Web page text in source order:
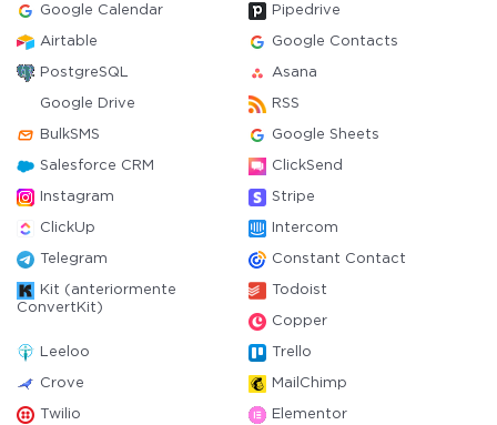
Google Calendar Pipedrive
Airtable Google Contacts
PostgreSQL Asana
Google Drive RSS
BulkSMS Google Sheets
Salesforce CRM ClickSend
Instagram Stripe
ClickUp Intercom
Telegram Constant Contact
Kit (anteriormente
ConvertKit)
Todoist
Copper
Leeloo Trello
Crove MailChimp
Twilio Elementor